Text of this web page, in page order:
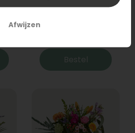
Sanseveria
Bestel
Afwijzen